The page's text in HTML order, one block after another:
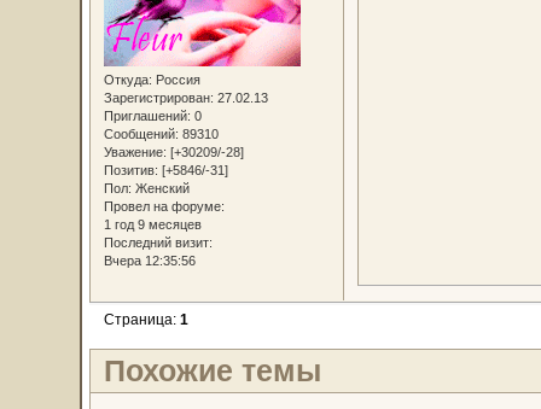
Откуда: Россия
Зарегистрирован: 27.02.13
Приглашений: 0
Сообщений: 89310
Уважение: [+30209/-28]
Позитив: [+5846/-31]
Пол: Женский
Провел на форуме:
1 год 9 месяцев
Последний визит:
Вчера 12:35:56
Страница: 1
Похожие темы